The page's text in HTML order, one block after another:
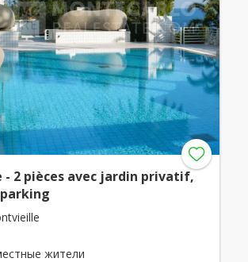
- 2 pièces avec jardin privatif,
жители